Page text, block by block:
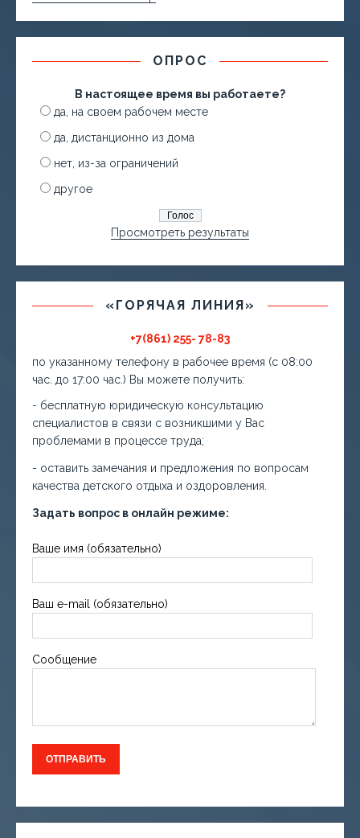
ОПРОС
В настоящее время вы работаете?
да, на своем рабочем месте
да, дистанционно из дома
нет, из-за ограничений
другое
Просмотреть результаты
«ГОРЯЧАЯ ЛИНИЯ»
+7(861) 255- 78-83
по указанному телефону в рабочее время (с 08:00
час. до 17:00 час.) Вы можете получить:
- бесплатную юридическую консультацию
специалистов в связи с возникшими у Вас
проблемами в процессе труда;
- оставить замечания и предложения по вопросам
качества детского отдыха и оздоровления.
Задать вопрос в онлайн режиме:
Ваше имя (обязательно)
Ваш e-mail (обязательно)
Сообщение